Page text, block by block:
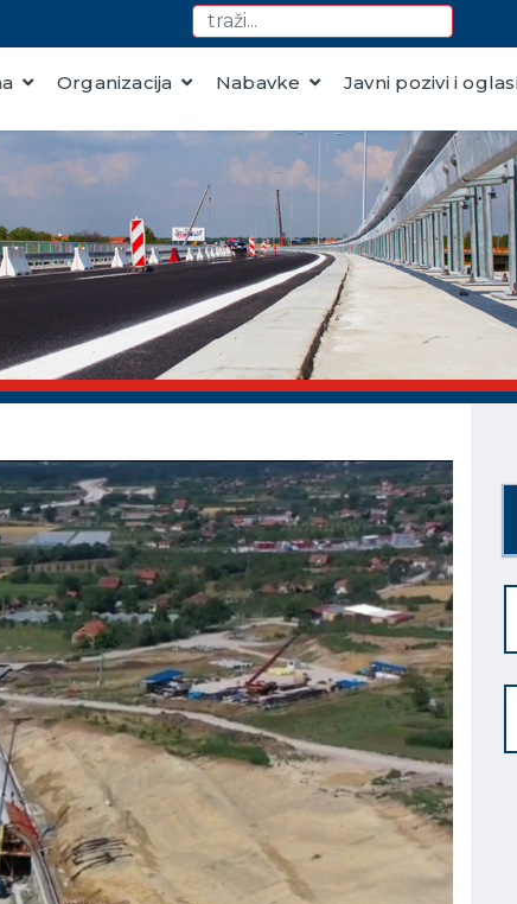
Organizacija Nabavke Javni pozivi i